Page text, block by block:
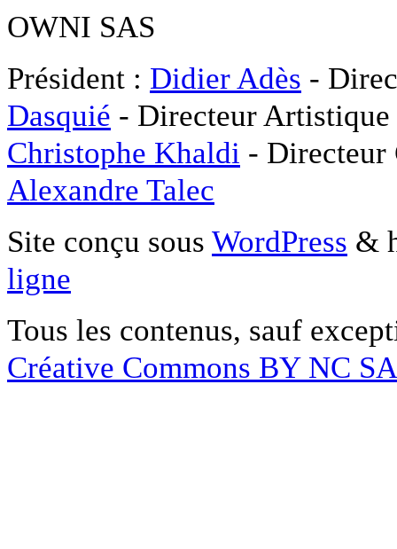
OWNI SAS
Président : Didier Adès -
Dasquié - Directeur
Christophe Khaldi -
Alexandre Talec
Site conçu sous WordPress &
ligne
Tous les contenus, sauf
Créative Commons BY NC SA